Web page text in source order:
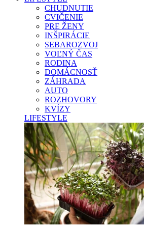
CHUDNUTIE
CVIČENIE
PRE ŽENY
INŠPIRÁCIE
SEBAROZVOJ
VOĽNÝ ČAS
RODINA
DOMÁCNOSŤ
ZÁHRADA
AUTO
ROZHOVORY
KVÍZY
LIFESTYLE